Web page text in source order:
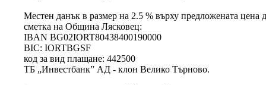
Местен данък в размер на 2.5 % върху предложената цена
сметка на Община Лясковец:
IBAN BG02IORT80438400190000
BIC: IORTBGSF
код за вид плащане: 442500
ТБ „Инвестбанк” АД - клон Велико Търново.